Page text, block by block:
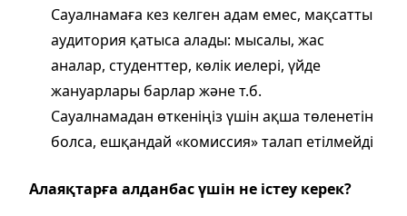
Сауалнамаға кез келген адам емес, мақсатты
аудитория қатыса алады: мысалы, жас
аналар, студенттер, көлік иелері, үйде
жануарлары барлар және т.б.
Сауалнамадан өткеніңіз үшін ақша төленетін
болса, ешқандай «комиссия» талап етілмейді
Алаяқтарға алданбас үшін не істеу керек?